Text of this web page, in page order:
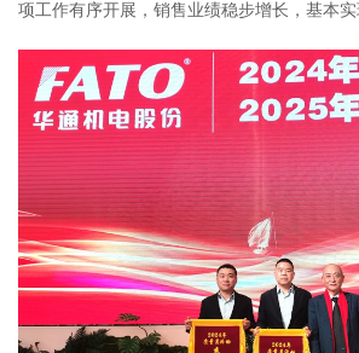
项工作有序开展，销售业绩稳步增长，基本实